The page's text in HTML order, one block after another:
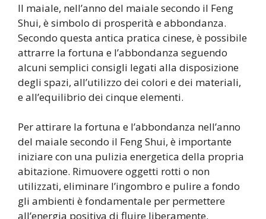
Il maiale, nell’anno del maiale secondo il Feng
Shui, è simbolo di prosperità e abbondanza.
Secondo questa antica pratica cinese, è possibile
attrarre la fortuna e l’abbondanza seguendo
alcuni semplici consigli legati alla disposizione
degli spazi, all’utilizzo dei colori e dei materiali,
e all’equilibrio dei cinque elementi.
Per attirare la fortuna e l’abbondanza nell’anno
del maiale secondo il Feng Shui, è importante
iniziare con una pulizia energetica della propria
abitazione. Rimuovere oggetti rotti o non
utilizzati, eliminare l’ingombro e pulire a fondo
gli ambienti è fondamentale per permettere
all’energia positiva di fluire liberamente.